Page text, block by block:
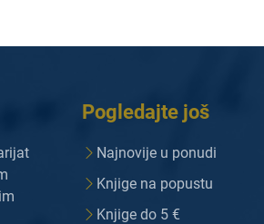
Pogledajte još
Najnovije u ponudi
Knjige na popustu
Knjige do 5 €